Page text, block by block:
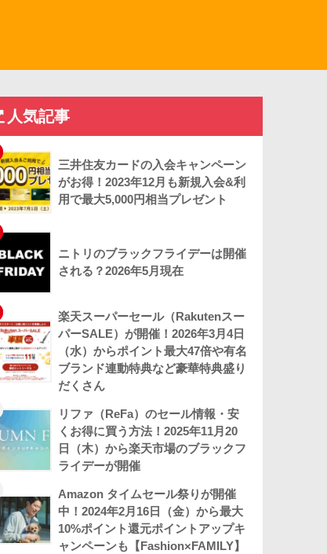
人気記事
三井住友カードの入会キャンペーン
がお得！2023年12月も新規入会&利
用で最大5,000円相当プレゼント
ニトリのブラックフライデーは開催
される？2026年5月現在
楽天スーパーセール（Rakutenスー
パーSALE）が開催！2026年3月4日
（水）からポイント最大47倍や有名
ブランド連動特典など豪華特典盛り
だくさん
リファ（ReFa）のセール情報・安
くお得に買う方法！2025年11月20
日（木）から楽天市場のブラックフ
ライデーが開催
Amazon タイムセール祭りが開催
中！2024年2月16日（金）から最大
10%ポイント還元ポイントアップキ
ャンペーンも【Fashion×FAMILY】